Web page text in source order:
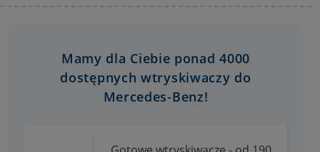
Mamy dla Ciebie ponad 4000
dostępnych wtryskiwaczy do
Mercedes-Benz!